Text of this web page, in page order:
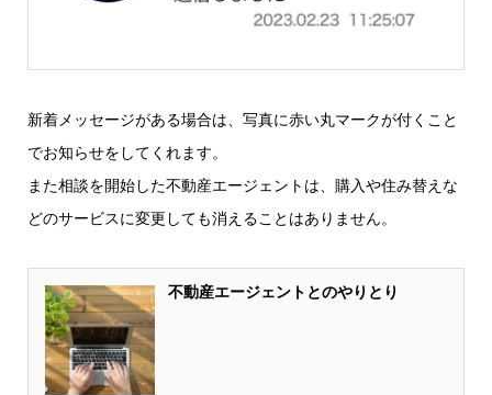
新着メッセージがある場合は、写真に赤い丸マークが付くこと
でお知らせをしてくれます。
また相談を開始した不動産エージェントは、購入や住み替えな
どのサービスに変更しても消えることはありません。
不動産エージェントとのやりとり